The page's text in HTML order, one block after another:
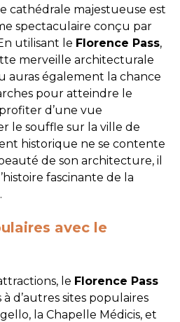
cathédrale majestueuse est
spectaculaire conçu par
utilisant le Florence Pass,
merveille architecturale
auras également la chance
pour atteindre le
d’une vue
le souffle sur la ville de
historique ne se contente
de son architecture, il
fascinante de la
avec le
le Florence Pass
d’autres sites populaires
la Chapelle Médicis, et